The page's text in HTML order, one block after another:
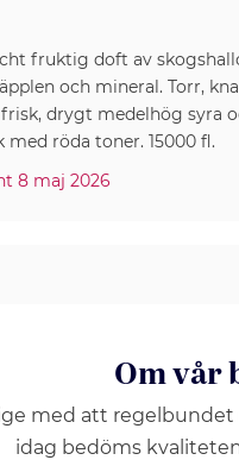
fruktig doft av
och mineral. Torr,
drygt medelhög syra
röda toner. 15000 fl.
8 maj 2026
Om vår
med att
idag bedöms